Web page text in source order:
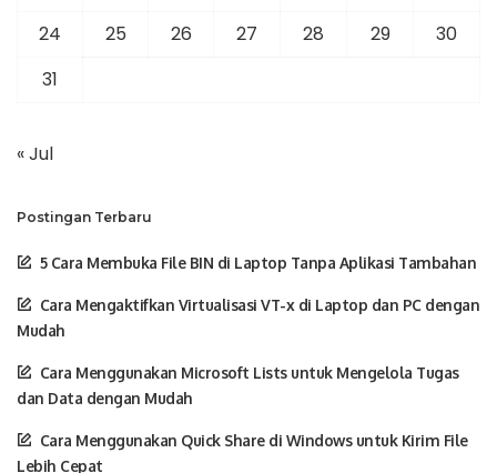
24
25 26 27 28 29
30
31
« Jul
Postingan Terbaru
5 Cara Membuka File BIN di Laptop Tanpa Aplikasi Tambahan
Cara Mengaktifkan Virtualisasi VT-x di Laptop dan PC dengan
Mudah
Cara Menggunakan Microsoft Lists untuk Mengelola Tugas
dan Data dengan Mudah
Cara Menggunakan Quick Share di Windows untuk Kirim File
Lebih Cepat